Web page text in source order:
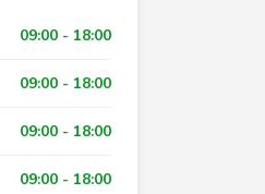
09:00 - 18:00
09:00 - 18:00
09:00 - 18:00
09:00 - 18:00